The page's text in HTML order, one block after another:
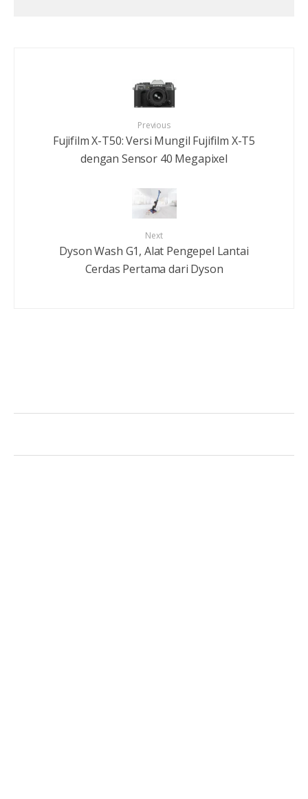
Previous
Fujifilm X-T50: Versi Mungil Fujifilm X-T5
dengan Sensor 40 Megapixel
Next
Dyson Wash G1, Alat Pengepel Lantai
Cerdas Pertama dari Dyson